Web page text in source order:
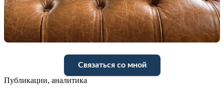
Связаться со мной
Публикации, аналитика